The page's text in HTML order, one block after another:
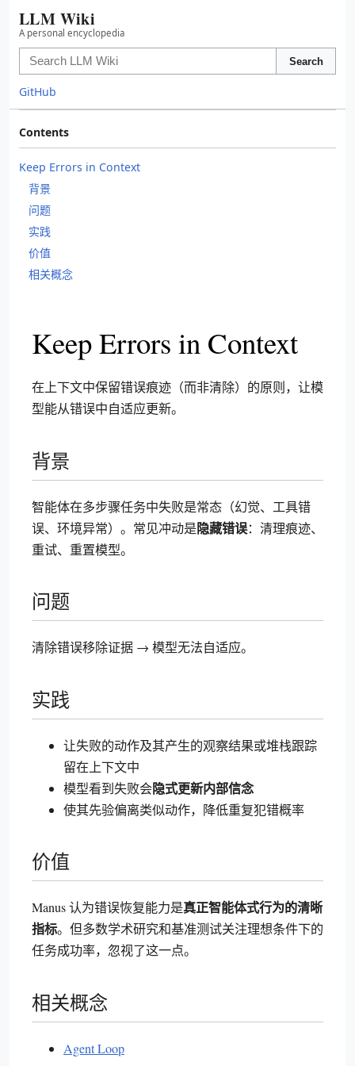
LLM Wiki
A personal encyclopedia
Search
GitHub
Contents
Keep Errors in Context
背景
问题
实践
价值
相关概念
Keep Errors in Context
在上下文中保留错误痕迹（而非清除）的原则，让模
型能从错误中自适应更新。
背景
智能体在多步骤任务中失败是常态（幻觉、工具错
误、环境异常）。常见冲动是隐藏错误：清理痕迹、
重试、重置模型。
问题
清除错误移除证据 → 模型无法自适应。
实践
让失败的动作及其产生的观察结果或堆栈跟踪
留在上下文中
模型看到失败会隐式更新内部信念
使其先验偏离类似动作，降低重复犯错概率
价值
Manus 认为错误恢复能力是真正智能体式行为的清晰
指标。但多数学术研究和基准测试关注理想条件下的
任务成功率，忽视了这一点。
相关概念
Agent Loop